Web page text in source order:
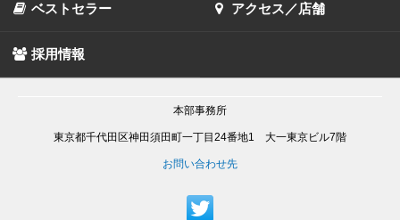
ベストセラー アクセス／店舗
採用情報
本部事務所
東京都千代田区神田須田町一丁目24番地1 大一東京ビル7階
お問い合わせ先